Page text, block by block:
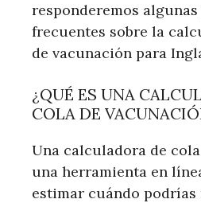
responderemos
frecuentes sobre la
de vacunación para
¿QUÉ ES UNA
COLA DE
Una calculadora de
una herramienta en
estimar cuándo